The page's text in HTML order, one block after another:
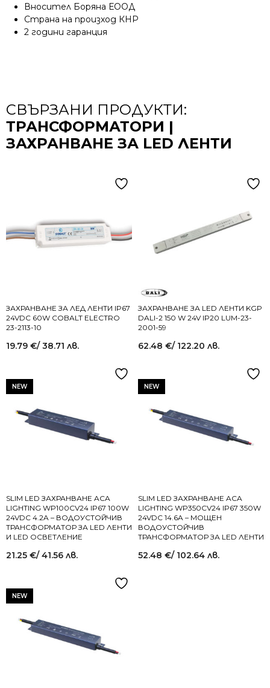
Вносител Боряна ЕООД
Страна на произход КНР
2 години гаранция
СВЪРЗАНИ ПРОДУКТИ:
ТРАНСФОРМАТОРИ |
ЗАХРАНВАНЕ ЗА LED ЛЕНТИ
ЗАХРАНВАНЕ ЗА ЛЕД ЛЕНТИ IP67
24VDC 60W COBALT ELECTRO
23-2113-10
19.79 €/ 38.71 лв.
ЗАХРАНВАНЕ ЗА LED ЛЕНТИ KGP
DALI-2 150 W 24V IP20 LUM-23-
2001-59
62.48 €/ 122.20 лв.
NEW
SLIM LED ЗАХРАНВАНЕ ACA
LIGHTING WP100CV24 IP67 100W
24VDC 4.2A – ВОДОУСТОЙЧИВ
ТРАНСФОРМАТОР ЗА LED ЛЕНТИ
И LED ОСВЕТЛЕНИЕ
21.25 €/ 41.56 лв.
NEW
SLIM LED ЗАХРАНВАНЕ ACA
LIGHTING WP350CV24 IP67 350W
24VDC 14.6A – МОЩЕН
ВОДОУСТОЙЧИВ
ТРАНСФОРМАТОР ЗА LED ЛЕНТИ
52.48 €/ 102.64 лв.
NEW